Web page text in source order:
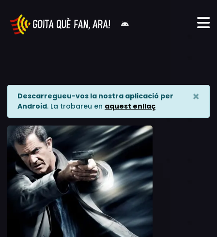
Descarregueu-vos la nostra aplicació per
Android. La trobareu en aquest enllaç
×